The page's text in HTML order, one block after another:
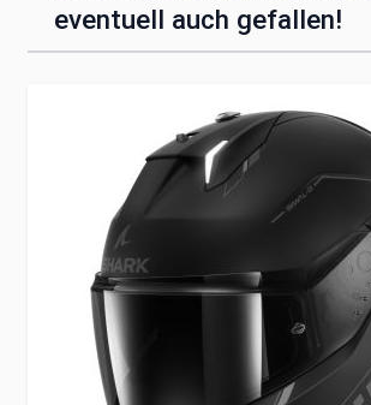
eventuell auch gefallen!